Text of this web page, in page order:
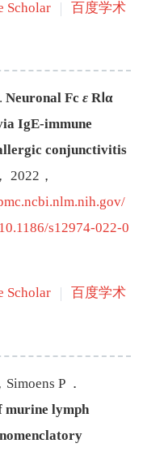
Scholar 百度学术
. Neuronal Fc ε RⅠα
IgE-immune
conjunctivitis
2022 ，
10.1186/s12974-022-0
Scholar 百度学术
Simoens P ．
murine lymph